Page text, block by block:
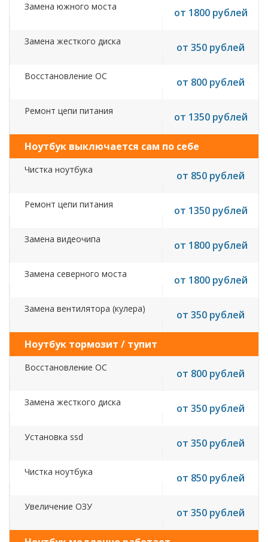
Замена южного моста от 1800 рублей
Замена жесткого диска от 350 рублей
Восстановление ОС от 800 рублей
Ремонт цепи питания от 1350 рублей
Ноутбук выключается сам по себе
Чистка ноутбука от 850 рублей
Ремонт цепи питания от 1350 рублей
Замена видеочипа от 1800 рублей
Замена северного моста от 1800 рублей
Замена вентилятора (кулера) от 350 рублей
Ноутбук тормозит / тупит
Восстановление ОС от 800 рублей
Замена жесткого диска от 350 рублей
Установка ssd от 350 рублей
Чистка ноутбука от 850 рублей
Увеличение ОЗУ от 350 рублей